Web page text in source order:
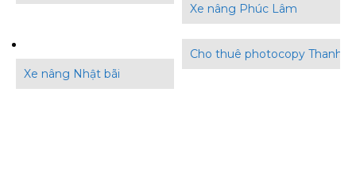
Xe nâng Phúc Lâm
Xe nâng Nhật bãi
Cho thuê photocopy Thanh